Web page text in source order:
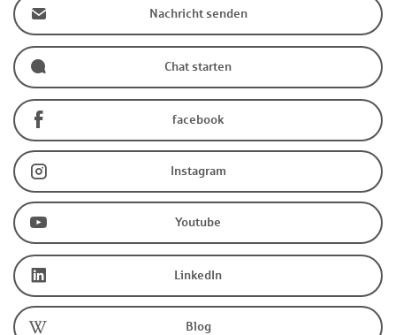
Nachricht senden
Chat starten
facebook
Instagram
Youtube
LinkedIn
Blog